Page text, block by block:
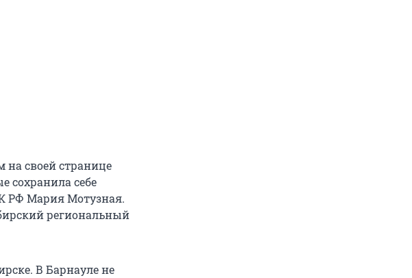
своей странице
сохранила себе
РФ Мария Мотузная.
региональный
В Барнауле не